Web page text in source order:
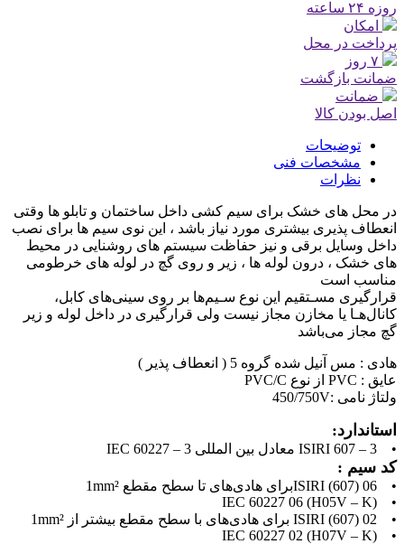
روزه ۲۴ ساعته
امکان
پرداخت در محل
۷ روز
ضمانت بازگشت
ضمانت
اصل بودن کالا
توضیحات
مشخصات فنی
نظرات
در محل های خشک برای سیم کشی داخل ساختمان و تابلو ها وقتی
انعطاف پذیری بیشتری مورد نیاز باشد ، این نوی سیم ها برای نصب
داخل وسایل برقی و نیز حفاظت سیستم های روشنایی در محیط
های خشک ، درون لوله ها ، زیر و روی گچ در لوله های خرطومی
مناسب است
قرارگیری مسـتقیم این نوع سـیم‌ها بر روی سینی‌های کابل،
کانال‌هـا یا مخازن مجاز نیست ولی قرارگیری در داخل لوله و زیر
گچ مجاز می‌باشد
هادی : مس آنیل شده گروه 5 ( انعطاف پذیر )
عایق : PVC از نوع PVC/C
ولتاژ نامی :450/750V
استاندارد:
• ISIRI 607 – 3 معادل بین المللی IEC 60227 – 3
کد سیم :
• ISIRI (607) 06برای هادی‌های تا سطح مقطع 1mm²
• IEC 60227 06 (H05V – K)
• ISIRI (607) 02 برای هادی‌های با سطح مقطع بیشتر از 1mm²
• IEC 60227 02 (H07V – K)